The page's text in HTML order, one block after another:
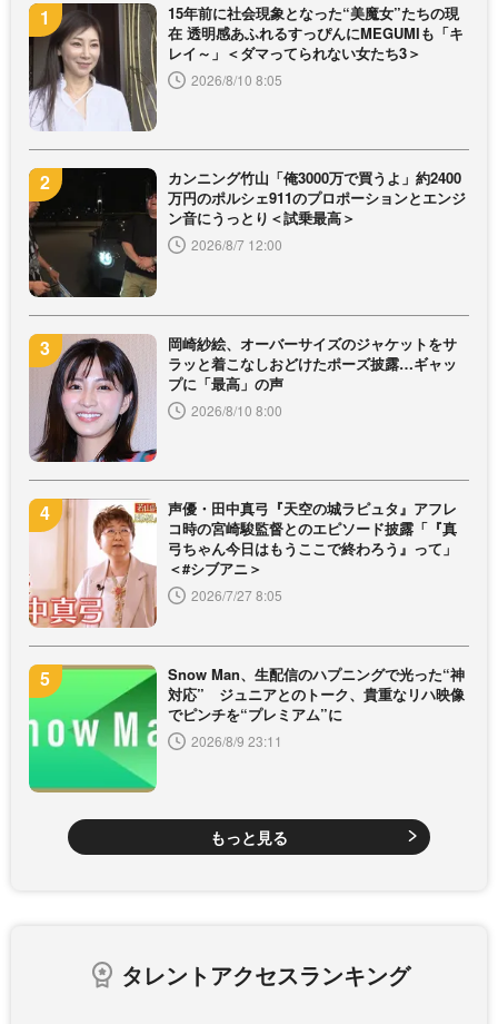
15年前に社会現象となった“美魔女”たちの現
在 透明感あふれるすっぴんにMEGUMIも「キ
レイ～」＜ダマってられない女たち3＞
2026/8/10 8:05
カンニング竹山「俺3000万で買うよ」約2400
万円のポルシェ911のプロポーションとエンジ
ン音にうっとり＜試乗最高＞
2026/8/7 12:00
岡崎紗絵、オーバーサイズのジャケットをサ
ラッと着こなしおどけたポーズ披露…ギャッ
プに「最高」の声
2026/8/10 8:00
声優・田中真弓『天空の城ラピュタ』アフレ
コ時の宮崎駿監督とのエピソード披露「『真
弓ちゃん今日はもうここで終わろう』って」
＜#シブアニ＞
2026/7/27 8:05
Snow Man、生配信のハプニングで光った“神
対応” ジュニアとのトーク、貴重なリハ映像
でピンチを“プレミアム”に
2026/8/9 23:11
もっと見る
タレントアクセスランキング